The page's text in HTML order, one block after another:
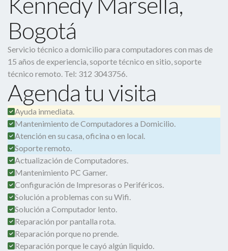
Bogotá
Servicio técnico a domicilio para computadores con mas de
15 años de experiencia, soporte técnico en sitio, soporte
técnico remoto. Tel: 312 3043756.
Agenda tu visita
Ayuda inmediata.
Mantenimiento de Computadores a Domicilio.
Atención en su casa, oficina o en local.
Soporte remoto.
Actualización de Computadores.
Mantenimiento PC Gamer.
Configuración de Impresoras o Periféricos.
Solución a problemas con su Wifi.
Solución a Computador lento.
Reparación por pantalla rota.
Reparación porque no prende.
Reparación porque le cayó algún liquido.